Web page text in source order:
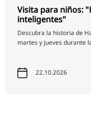
Visita para niños:
inteligentes"
Descubra la historia de
martes y jueves durante
22.10.2026